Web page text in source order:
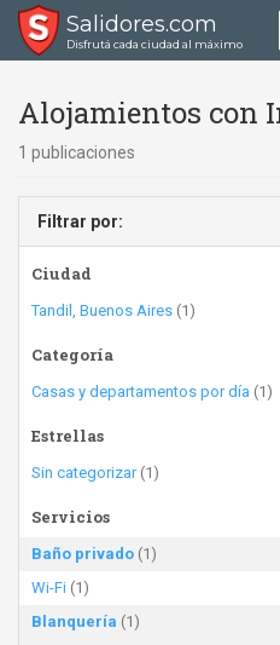
Salidores.com
Disfrutá cada ciudad al máximo
Alojamientos con
1 publicaciones
Filtrar por:
Ciudad
Tandil, Buenos Aires (1)
Categoría
Casas y departamentos por día (1)
Estrellas
Sin categorizar(1)
Servicios
Baño privado (1)
Wi-Fi (1)
Blanquería (1)